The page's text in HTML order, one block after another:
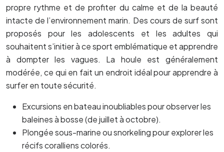
propre rythme et de profiter du calme et de la beauté
intacte de l’environnement marin. Des cours de surf sont
proposés pour les adolescents et les adultes qui
souhaitent s’initier à ce sport emblématique et apprendre
à dompter les vagues. La houle est généralement
modérée, ce qui en fait un endroit idéal pour apprendre à
surfer en toute sécurité.
Excursions en bateau inoubliables pour observer les
baleines à bosse (de juillet à octobre).
Plongée sous-marine ou snorkeling pour explorer les
récifs coralliens colorés.